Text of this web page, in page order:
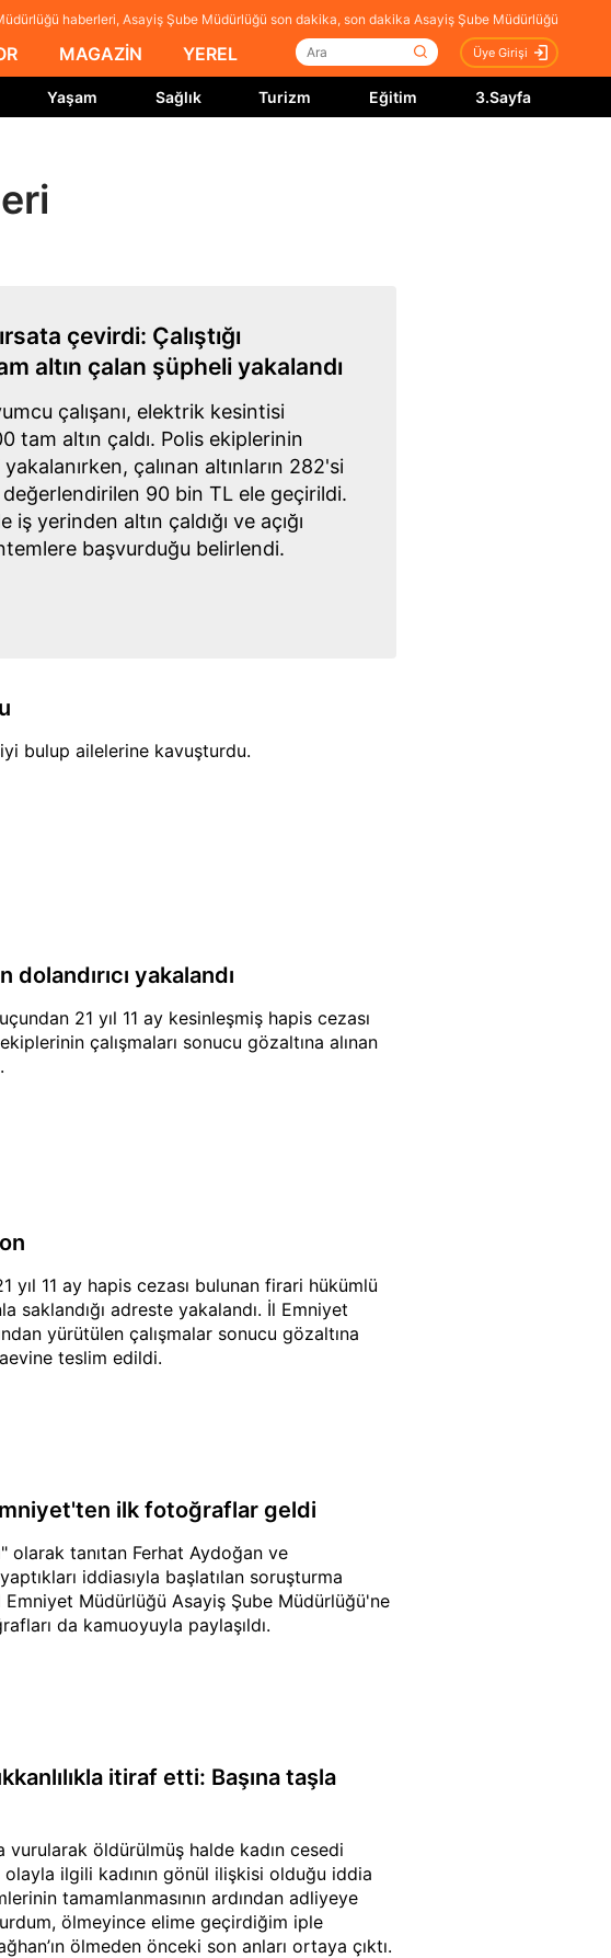
haberleri, Asayiş Şube Müdürlüğü son dakika, son dakika Asayiş Şube Müdürlüğü
MAGAZİN YEREL Üye Girişi
Yaşam Sağlık Turizm Eğitim 3.Sayfa
çevirdi: Çalıştığı
altın çalan şüpheli yakalandı
çalışanı, elektrik kesintisi
tam altın çaldı. Polis ekiplerinin
çalınan altınların 282'si
90 bin TL ele geçirildi.
yerinden altın çaldığı ve açığı
başvurduğu belirlendi.
bulup ailelerine kavuşturdu.
yakalandı
21 yıl 11 ay kesinleşmiş hapis cezası
çalışmaları sonucu gözaltına alınan
yıl 11 ay hapis cezası bulunan firari hükümlü
adreste yakalandı. İl Emniyet
yürütülen çalışmalar sonucu gözaltına
teslim edildi.
ilk fotoğraflar geldi
olarak tanıtan Ferhat Aydoğan ve
iddiasıyla başlatılan soruşturma
Emniyet Müdürlüğü Asayiş Şube Müdürlüğü'ne
da kamuoyuyla paylaşıldı.
itiraf etti: Başına taşla
öldürülmüş halde kadın cesedi
ilgili kadının gönül ilişkisi olduğu iddia
tamamlanmasının ardından adliyeye
ölmeyince elime geçirdiğim iple
ölmeden önceki son anları ortaya çıktı.